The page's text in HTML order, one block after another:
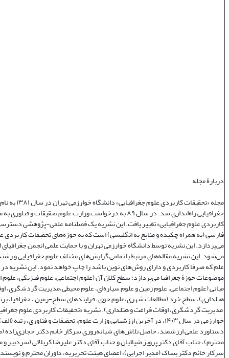
دربارۀ مجله
مجله «تحقیقات کاربردی
جغرافیایی راه‌اندازی شد. در سال ۸۹ به درخواست وزارت علوم تحقیقات و
کاربردی علوم جغرافیایی» تغییر یافت. این نشریه یک فصلنامه علمی‌-پژوهشی
فارسی (به همراه چکیده و منابع به انگلیسی) است که به حوزه‌های تحقیقات کاربردی
می‌پردازد. این نشریه توسط دانشگاه خوارزمی تهران و با حمایت علمی انجمن جغرافیای
می‌شود. این نشریه مقاله‌های مرتبط با تمامی گرایش‌های مختلف علوم جغرافیایی و
علم که صرفا کاربردی و دارای روش‌های نوین باشد را چاپ خواهد نمود. این نشریه
موضوعات حوزۀ جغرافیا می‌پردازد: سطح کلان آن (علوم اجتماعی، علوم فیزیکی،
میانی (علوم اجتماعی، علوم زمین و علوم سیاره‌ای، علوم محیطی،مدیریت گردشگری،
هتلداری)، سطح خرد (مطالعات شهری،علوم جوی، فرایندهای سطح-زمین ، جغرافیا،
مدیریت گردشگری، اوقات فراغت و هتلداری). نشریه «تحقیقات کاربردی علوم
خوارزمی در سال ۱۴۰۳، در آخرین ارزشیابی وزارت علوم، تحقیقات و فناوری،
دستاورد علمی ارزشمند، حاصل تلاش‌های شبانه‌روزی سرکار خانم دکتر حجازی‌زاده
محترم)، جناب آقای دکتر پرویز ضیائیان و جناب آقای دکتر علیرضا کربلائی (سردبیر
سرکار خانم دکتر بساک (مدیر اجرایی)، اعضای هیئت تحریریه، داوران محترم و